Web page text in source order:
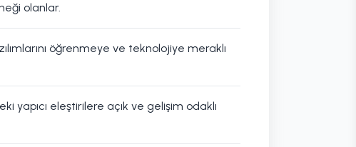
olanlar.
öğrenmeye ve teknolojiye meraklı
yapıcı eleştirilere açık ve gelişim odaklı